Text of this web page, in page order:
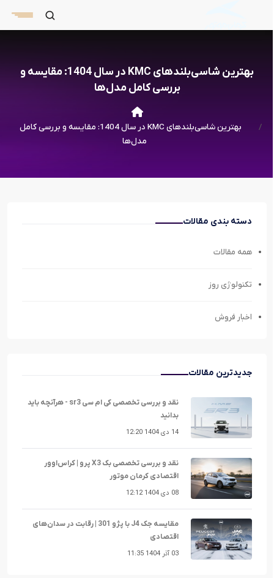
بهترین شاسی‌بلندهای KMC در سال 1404: مقایسه و
بررسی کامل مدل‌ها
بهترین شاسی‌بلندهای KMC در سال 1404: مقایسه و بررسی کامل
مدل‌ها
دسته بندی مقالات
همه مقالات
تکنولوژی روز
اخبار فروش
جدیدترین مقالات
نقد و بررسی تخصصی کی ام سی sr3 - هرآنچه باید
بدانید
14 دی 1404 12:20
نقد و بررسی تخصصی بک X3 پرو | کراس‌اوور
اقتصادی کرمان موتور
08 دی 1404 12:12
مقایسه جک J4 با پژو 301 | رقابت در سدان‌های
اقتصادی
03 آذر 1404 11:35